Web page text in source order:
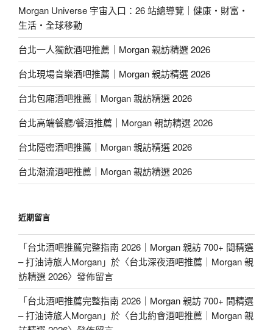
Morgan Universe 宇宙入口：26 站總導覽｜健康・財富・
生活・全球移動
台北一人獨飲酒吧推薦｜Morgan 親訪精選 2026
台北現場音樂酒吧推薦｜Morgan 親訪精選 2026
台北包廂酒吧推薦｜Morgan 親訪精選 2026
台北高端餐廳/餐酒推薦｜Morgan 親訪精選 2026
台北隱密酒吧推薦｜Morgan 親訪精選 2026
台北潮流酒吧推薦｜Morgan 親訪精選 2026
近期留言
「台北酒吧推薦完整指南 2026｜Morgan 親訪 700+ 間精選
– 打油诗旅人Morgan」於〈台北深夜酒吧推薦｜Morgan 親
訪精選 2026〉發佈留言
「台北酒吧推薦完整指南 2026｜Morgan 親訪 700+ 間精選
– 打油诗旅人Morgan」於〈台北約會酒吧推薦｜Morgan 親